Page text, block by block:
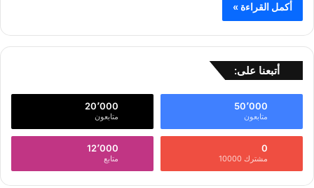
أكمل القراءة »
أتبعنا على:
50٬000
متابعون
20٬000
متابعون
0
مشترك 10000
12٬000
متابع